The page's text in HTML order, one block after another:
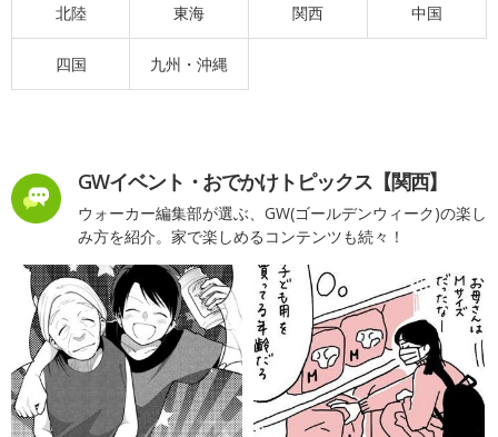
北陸 東海 関西 中国
四国 九州・沖縄
GWイベント・おでかけトピックス【関西】
ウォーカー編集部が選ぶ、GW(ゴールデンウィーク)の楽し
み方を紹介。家で楽しめるコンテンツも続々！